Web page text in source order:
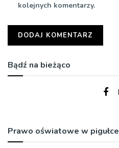
kolejnych komentarzy.
Bądź na bieżąco
Prawo oświatowe w pigułce